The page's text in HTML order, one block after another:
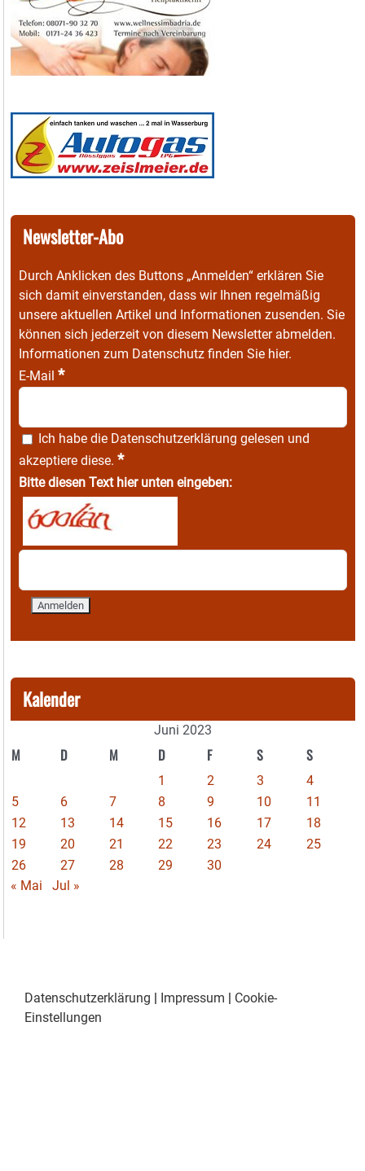
Newsletter-Abo
Durch Anklicken des Buttons „Anmelden“ erklären Sie
sich damit einverstanden, dass wir Ihnen regelmäßig
unsere aktuellen Artikel und Informationen zusenden. Sie
können sich jederzeit von diesem Newsletter abmelden.
Informationen zum Datenschutz finden Sie hier.
E-Mail *
Ich habe die Datenschutzerklärung gelesen und
akzeptiere diese. *
Bitte diesen Text hier unten eingeben:
Kalender
Juni 2023
M D M D F S S
1 2 3
4
5
6 7 8 9 10
11
12
13 14 15 16 17
18
19
20 21 22 23 24
25
26
27 28 29
30
« Mai
Jul »
Datenschutzerklärung Impressum
Cookie-
Einstellungen